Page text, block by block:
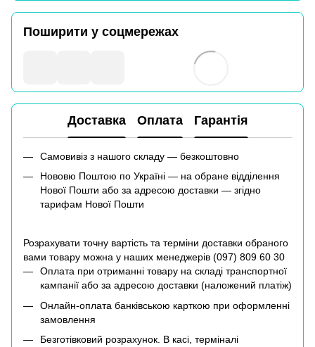
Поширити у соцмережах
Доставка Оплата Гарантія
Самовивіз з нашого складу — безкоштовно
Нововю Поштою по Україні — на обране відділення
Нової Пошти або за адресою доставки — згідно
тарифам Нової Пошти
Розрахувати точну вартість та терміни доставки обраного
вами товару можна у наших менеджерів (097) 809 60 30
Оплата при отриманні товару на складі транспортної
кампанії або за адресою доставки (наложений платіж)
Онлайн-оплата банківською карткою при оформленні
замовлення
Безготівковий розрахунок. В касі, терміналі